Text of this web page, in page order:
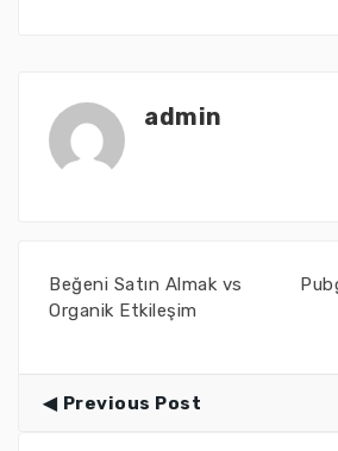
admin
Beğeni Satın Almak vs
Organik Etkileşim
Previous Post